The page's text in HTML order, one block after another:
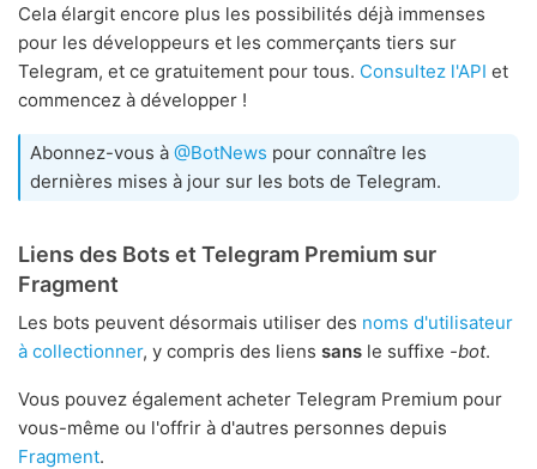
Cela élargit encore plus les possibilités déjà immenses
pour les développeurs et les commerçants tiers sur
Telegram, et ce gratuitement pour tous. Consultez l'API et
commencez à développer !
Abonnez-vous à @BotNews pour connaître les
dernières mises à jour sur les bots de Telegram.
Liens des Bots et Telegram Premium sur
Fragment
Les bots peuvent désormais utiliser des noms d'utilisateur
à collectionner, y compris des liens sans le suffixe -bot.
Vous pouvez également acheter Telegram Premium pour
vous-même ou l'offrir à d'autres personnes depuis
Fragment.